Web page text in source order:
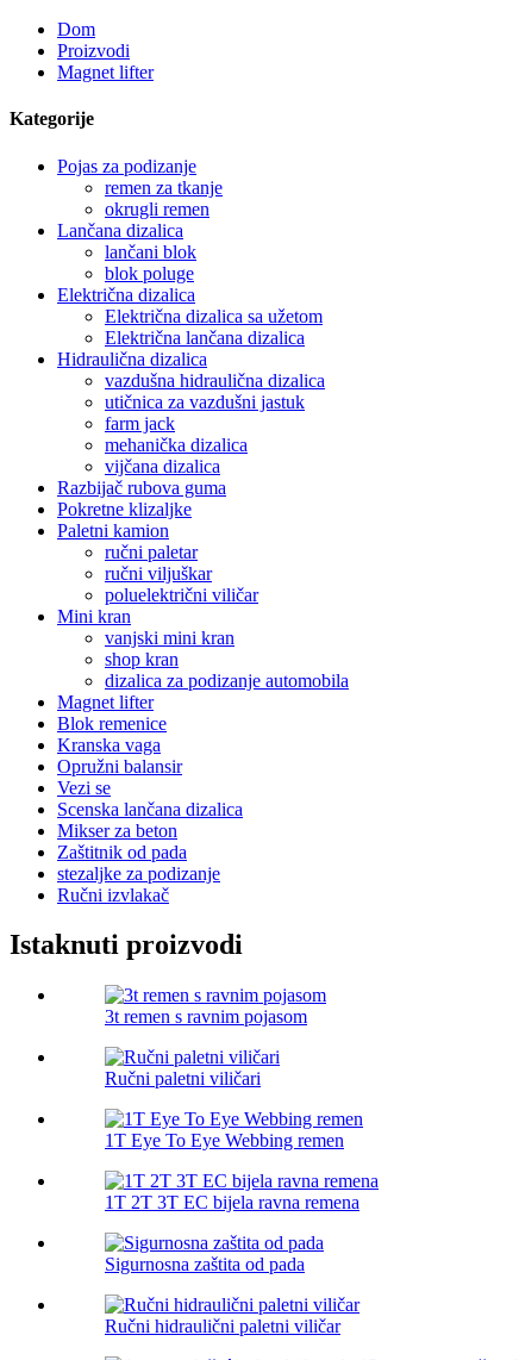
Dom
Proizvodi
Magnet lifter
Kategorije
Pojas za podizanje
remen za tkanje
okrugli remen
Lančana dizalica
lančani blok
blok poluge
Električna dizalica
Električna dizalica sa užetom
Električna lančana dizalica
Hidraulična dizalica
vazdušna hidraulična dizalica
utičnica za vazdušni jastuk
farm jack
mehanička dizalica
vijčana dizalica
Razbijač rubova guma
Pokretne klizaljke
Paletni kamion
ručni paletar
ručni viljuškar
poluelektrični viličar
Mini kran
vanjski mini kran
shop kran
dizalica za podizanje automobila
Magnet lifter
Blok remenice
Kranska vaga
Opružni balansir
Vezi se
Scenska lančana dizalica
Mikser za beton
Zaštitnik od pada
stezaljke za podizanje
Ručni izvlakač
Istaknuti proizvodi
3t remen s ravnim pojasom
Ručni paletni viličari
1T Eye To Eye Webbing remen
1T 2T 3T EC bijela ravna remena
Sigurnosna zaštita od pada
Ručni hidraulični paletni viličar